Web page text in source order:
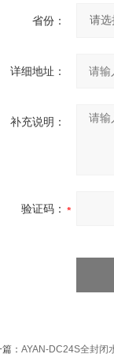
省份：
详细地址：
补充说明：
验证码：
： AYAN-DC24S全封闭